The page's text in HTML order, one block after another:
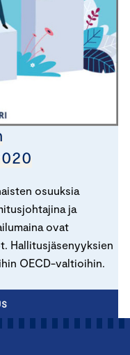
osuuksia
ja
ovat
Hallitusjäsenyyksien
OECD-valtioihin.